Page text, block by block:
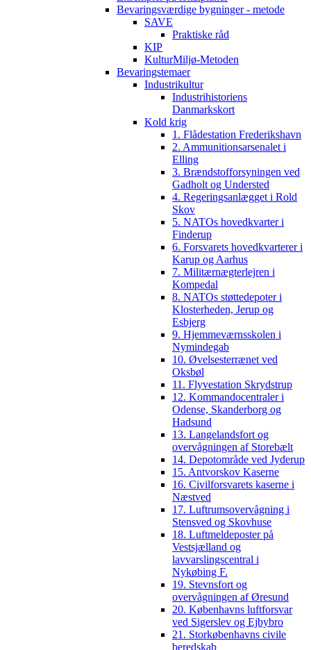
Bevaringsværdige bygninger - metode
SAVE
Praktiske råd
KIP
KulturMiljø-Metoden
Bevaringstemaer
Industrikultur
Industrihistoriens
Danmarkskort
Kold krig
1. Flådestation Frederikshavn
2. Ammunitionsarsenalet i
Elling
3. Brændstofforsyningen ved
Gadholt og Understed
4. Regeringsanlægget i Rold
Skov
5. NATOs hovedkvarter i
Finderup
6. Forsvarets hovedkvarterer i
Karup og Aarhus
7. Militærnægterlejren i
Kompedal
8. NATOs støttedepoter i
Klosterheden, Jerup og
Esbjerg
9. Hjemmeværnsskolen i
Nymindegab
10. Øvelsesterrænet ved
Oksbøl
11. Flyvestation Skrydstrup
12. Kommandocentraler i
Odense, Skanderborg og
Hadsund
13. Langelandsfort og
overvågningen af Storebælt
14. Depotområde ved Jyderup
15. Antvorskov Kaserne
16. Civilforsvarets kaserne i
Næstved
17. Luftrumsovervågning i
Stensved og Skovhuse
18. Luftmeldeposter på
Vestsjælland og
lavvarslingscentral i
Nykøbing F.
19. Stevnsfort og
overvågningen af Øresund
20. Københavns luftforsvar
ved Sigerslev og Ejbybro
21. Storkøbenhavns civile
beredskab